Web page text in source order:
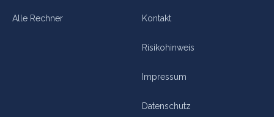
Alle Rechner Kontakt
Risikohinweis
Impressum
Datenschutz